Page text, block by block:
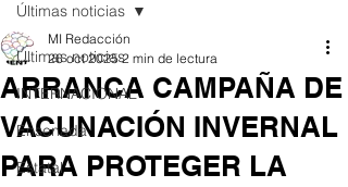
Últimas noticias
INTERNACIONAL
Ensenada
Estatal
Últimas noticias
ARRANCA CAMPAÑA DE
VACUNACIÓN INVERNAL
PARA PROTEGER LA
MI Redacción
26 oct 2025 2 min de lectura